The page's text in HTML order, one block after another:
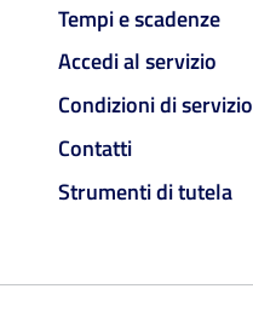
Tempi e scadenze
Accedi al servizio
Condizioni di servizio
Contatti
Strumenti di tutela